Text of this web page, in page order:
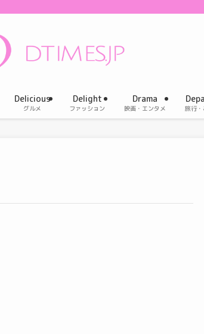
Delicious
グルメ
Delight
ファッション
Drama
映画・エンタメ 旅行